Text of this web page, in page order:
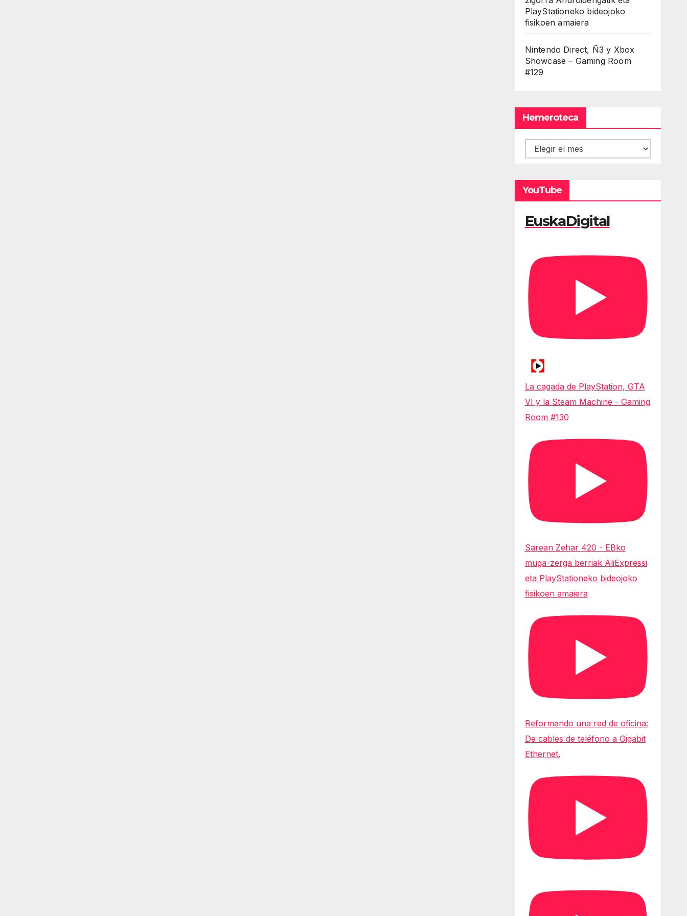
PlayStationeko bideojoko
fisikoen amaiera
Nintendo Direct, Ñ3 y Xbox
Showcase – Gaming Room
#129
Hemeroteca
Hemeroteca
YouTube
EuskaDigital
La cagada de PlayStation, GTA
VI y la Steam Machine - Gaming
Room #130
Sarean Zehar 420 - EBko
muga-zerga berriak AliExpressi
eta PlayStationeko bideojoko
fisikoen amaiera
Reformando una red de oficina:
De cables de teléfono a Gigabit
Ethernet.